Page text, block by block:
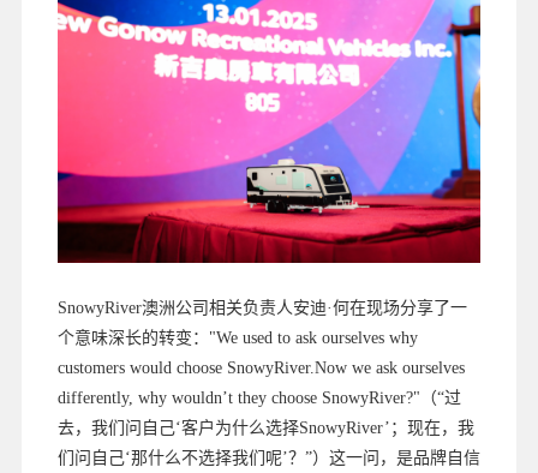
SnowyRiver澳洲公司相关负责人安迪·何在现场分享了一
个意味深长的转变："We used to ask ourselves why
customers would choose SnowyRiver.Now we ask ourselves
differently, why wouldn’t they choose SnowyRiver?"（“过
去，我们问自己‘客户为什么选择SnowyRiver’；现在，我
们问自己‘那什么不选择我们呢’？”）这一问，是品牌自信